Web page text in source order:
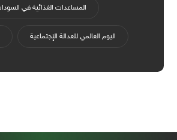
المساعدات الغذائية في
اليوم العالمي للعدالة الإجتماعية